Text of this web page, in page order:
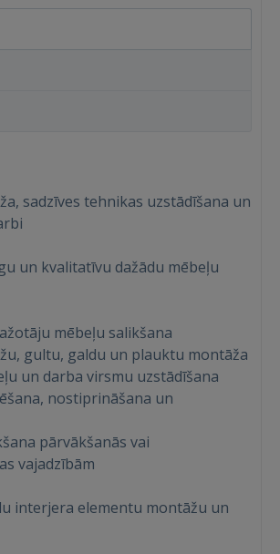
sadzīves tehnikas uzstādīšana un
un kvalitatīvu dažādu mēbeļu
mēbeļu salikšana
gultu, galdu un plauktu montāža
un darba virsmu uzstādīšana
nostiprināšana un
pārvākšanās vai
vajadzībām
interjera elementu montāžu un